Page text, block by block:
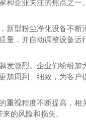
和企业关注的焦点之
新型粉尘净化设备不断
量，并自动调整设备运
发激烈。企业们纷纷加
加周到、细致，为客户
重视程度不断提高，
的风险和损失。